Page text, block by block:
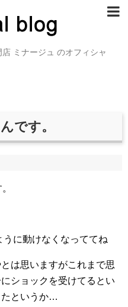
ミナージュ のオフィシャ
です。
に動けなくなっててね
は思いますがこれまで思
ショックを受けてるとい
たというか…